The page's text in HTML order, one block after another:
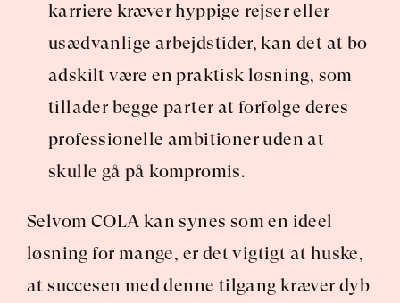
karriere kræver hyppige rejser eller
usædvanlige arbejdstider, kan det at bo
adskilt være en praktisk løsning, som
tillader begge parter at forfølge deres
professionelle ambitioner uden at
skulle gå på kompromis.
Selvom COLA kan synes som en ideel
løsning for mange, er det vigtigt at huske,
at succesen med denne tilgang kræver dyb